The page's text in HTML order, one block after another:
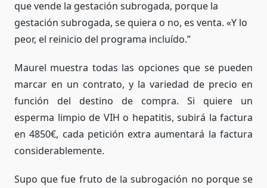
que vende la gestación subrogada, porque la
gestación subrogada, se quiera o no, es venta. «Y lo
peor, el reinicio del programa incluído.”
Maurel muestra todas las opciones que se pueden
marcar en un contrato, y la variedad de precio en
función del destino de compra. Si quiere un
esperma limpio de VIH o hepatitis, subirá la factura
en 4850€, cada petición extra aumentará la factura
considerablemente.
Supo que fue fruto de la subrogación no porque se